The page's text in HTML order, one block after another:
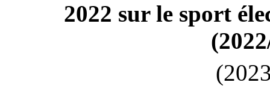
2022 sur le sport